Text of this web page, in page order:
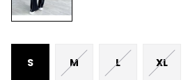
S M L XL